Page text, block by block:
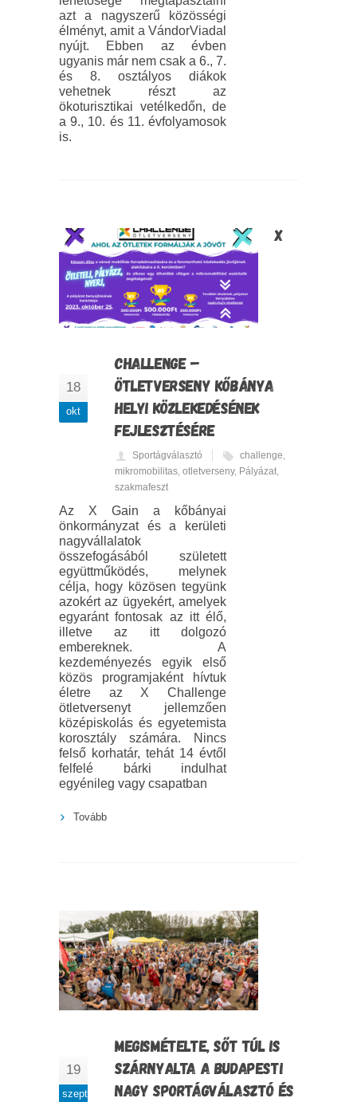
azt a nagyszerű közösségi
élményt, amit a VándorViadal
nyújt. Ebben az évben
ugyanis már nem csak a 6., 7.
és 8. osztályos diákok
vehetnek részt az
ökoturisztikai vetélkedőn, de
a 9., 10. és 11. évfolyamosok
is.
18
okt
X
CHALLENGE –
ÖTLETVERSENY KŐBÁNYA
HELYI KÖZLEKEDÉSÉNEK
FEJLESZTÉSÉRE
Sportágválasztó challenge,
mikromobilitas, otletverseny, Pályázat,
szakmafeszt
Az X Gain a kőbányai
önkormányzat és a kerületi
nagyvállalatok
összefogásából született
együttműködés, melynek
célja, hogy közösen tegyünk
azokért az ügyekért, amelyek
egyaránt fontosak az itt élő,
illetve az itt dolgozó
embereknek. A
kezdeményezés egyik első
közös programjaként hívtuk
életre az X Challenge
ötletversenyt jellemzően
középiskolás és egyetemista
korosztály számára. Nincs
felső korhatár, tehát 14 évtől
felfelé bárki indulhat
egyénileg vagy csapatban
Tovább
19
szept
MEGISMÉTELTE, SŐT TÚL IS
SZÁRNYALTA A BUDAPESTI
NAGY SPORTÁGVÁLASZTÓ ÉS